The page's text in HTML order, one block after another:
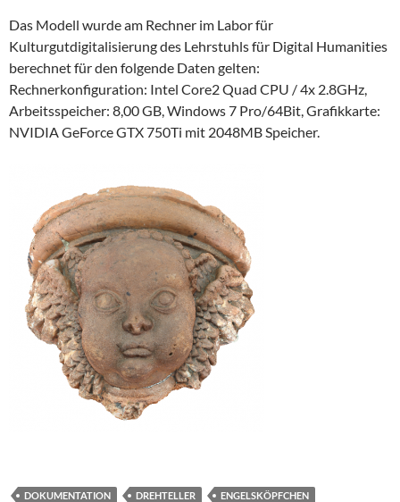
Das Modell wurde am Rechner im Labor für
Kulturgutdigitalisierung des Lehrstuhls für Digital Humanities
berechnet für den folgende Daten gelten:
Rechnerkonfiguration: Intel Core2 Quad CPU / 4x 2.8GHz,
Arbeitsspeicher: 8,00 GB, Windows 7 Pro/64Bit, Grafikkarte:
NVIDIA GeForce GTX 750Ti mit 2048MB Speicher.
DOKUMENTATION DREHTELLER
ENGELSKÖPFCHEN